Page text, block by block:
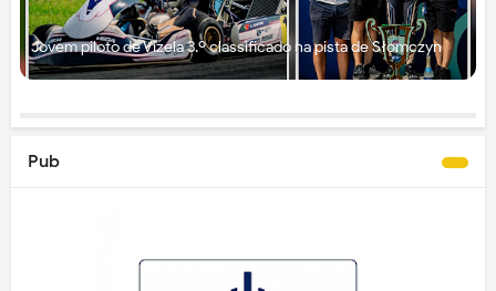
Jovem piloto de Vizela 3.º classificado na pista de Słomczyn
Pub